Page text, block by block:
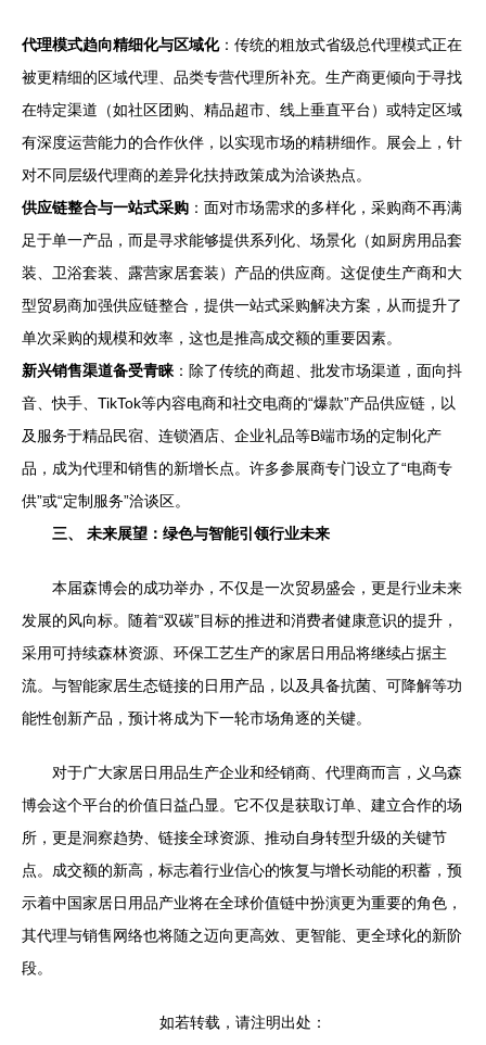
代理模式趋向精细化与区域化：传统的粗放式省级总代理模式正在
被更精细的区域代理、品类专营代理所补充。生产商更倾向于寻找
在特定渠道（如社区团购、精品超市、线上垂直平台）或特定区域
有深度运营能力的合作伙伴，以实现市场的精耕细作。展会上，针
对不同层级代理商的差异化扶持政策成为洽谈热点。
供应链整合与一站式采购 ：面对市场需求的多样化，采购商不再满
足于单一产品，而是寻求能够提供系列化、场景化（如厨房用品套
装、卫浴套装、露营家居套装）产品的供应商。这促使生产商和大
型贸易商加强供应链整合，提供一站式采购解决方案，从而提升了
单次采购的规模和效率，这也是推高成交额的重要因素。
新兴销售渠道备受青睐 ：除了传统的商超、批发市场渠道，面向抖
音、快手、TikTok等内容电商和社交电商的“爆款”产品供应链，以
及服务于精品民宿、连锁酒店、企业礼品等B端市场的定制化产
品，成为代理和销售的新增长点。许多参展商专门设立了“电商专
供”或“定制服务”洽谈区。
三、 未来展望：绿色与智能引领行业未来
本届森博会的成功举办，不仅是一次贸易盛会，更是行业未来
发展的风向标。随着“双碳”目标的推进和消费者健康意识的提升，
采用可持续森林资源、环保工艺生产的家居日用品将继续占据主
流。与智能家居生态链接的日用产品，以及具备抗菌、可降解等功
能性创新产品，预计将成为下一轮市场角逐的关键。
对于广大家居日用品生产企业和经销商、代理商而言，义乌森
博会这个平台的价值日益凸显。它不仅是获取订单、建立合作的场
所，更是洞察趋势、链接全球资源、推动自身转型升级的关键节
点。成交额的新高，标志着行业信心的恢复与增长动能的积蓄，预
示着中国家居日用品产业将在全球价值链中扮演更为重要的角色，
其代理与销售网络也将随之迈向更高效、更智能、更全球化的新阶
段。
如若转载，请注明出处：